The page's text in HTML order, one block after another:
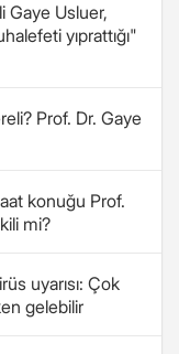
Gaye Usluer,
yıprattığı"
Prof. Dr. Gaye
konuğu Prof.
mi?
uyarısı: Çok
gelebilir